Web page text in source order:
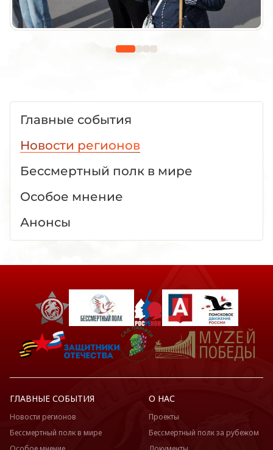
Главные события
Новости регионов
Бессмертный полк в мире
Особое мнение
Анонсы
ГЛАВНЫЕ СОБЫТИЯ
Новости регионов
Бессмертный полк в мире
О НАС
Проекты
Бессмертный полк за рубежом